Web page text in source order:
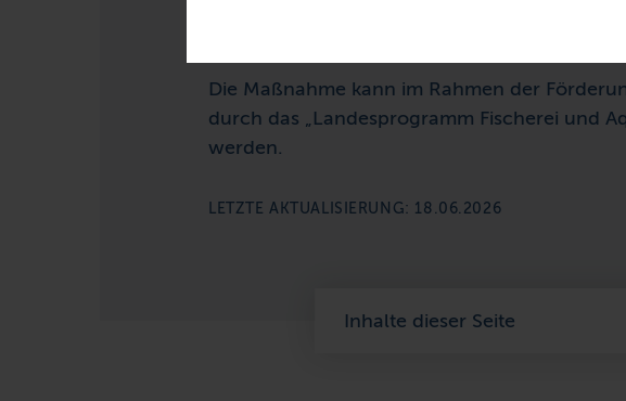
Die Maßnahme kann im Rahmen der
durch das „Landesprogramm Fischerei und
werden.
LETZTE AKTUALISIERUNG: 18.06.2026
Inhalte dieser Seite